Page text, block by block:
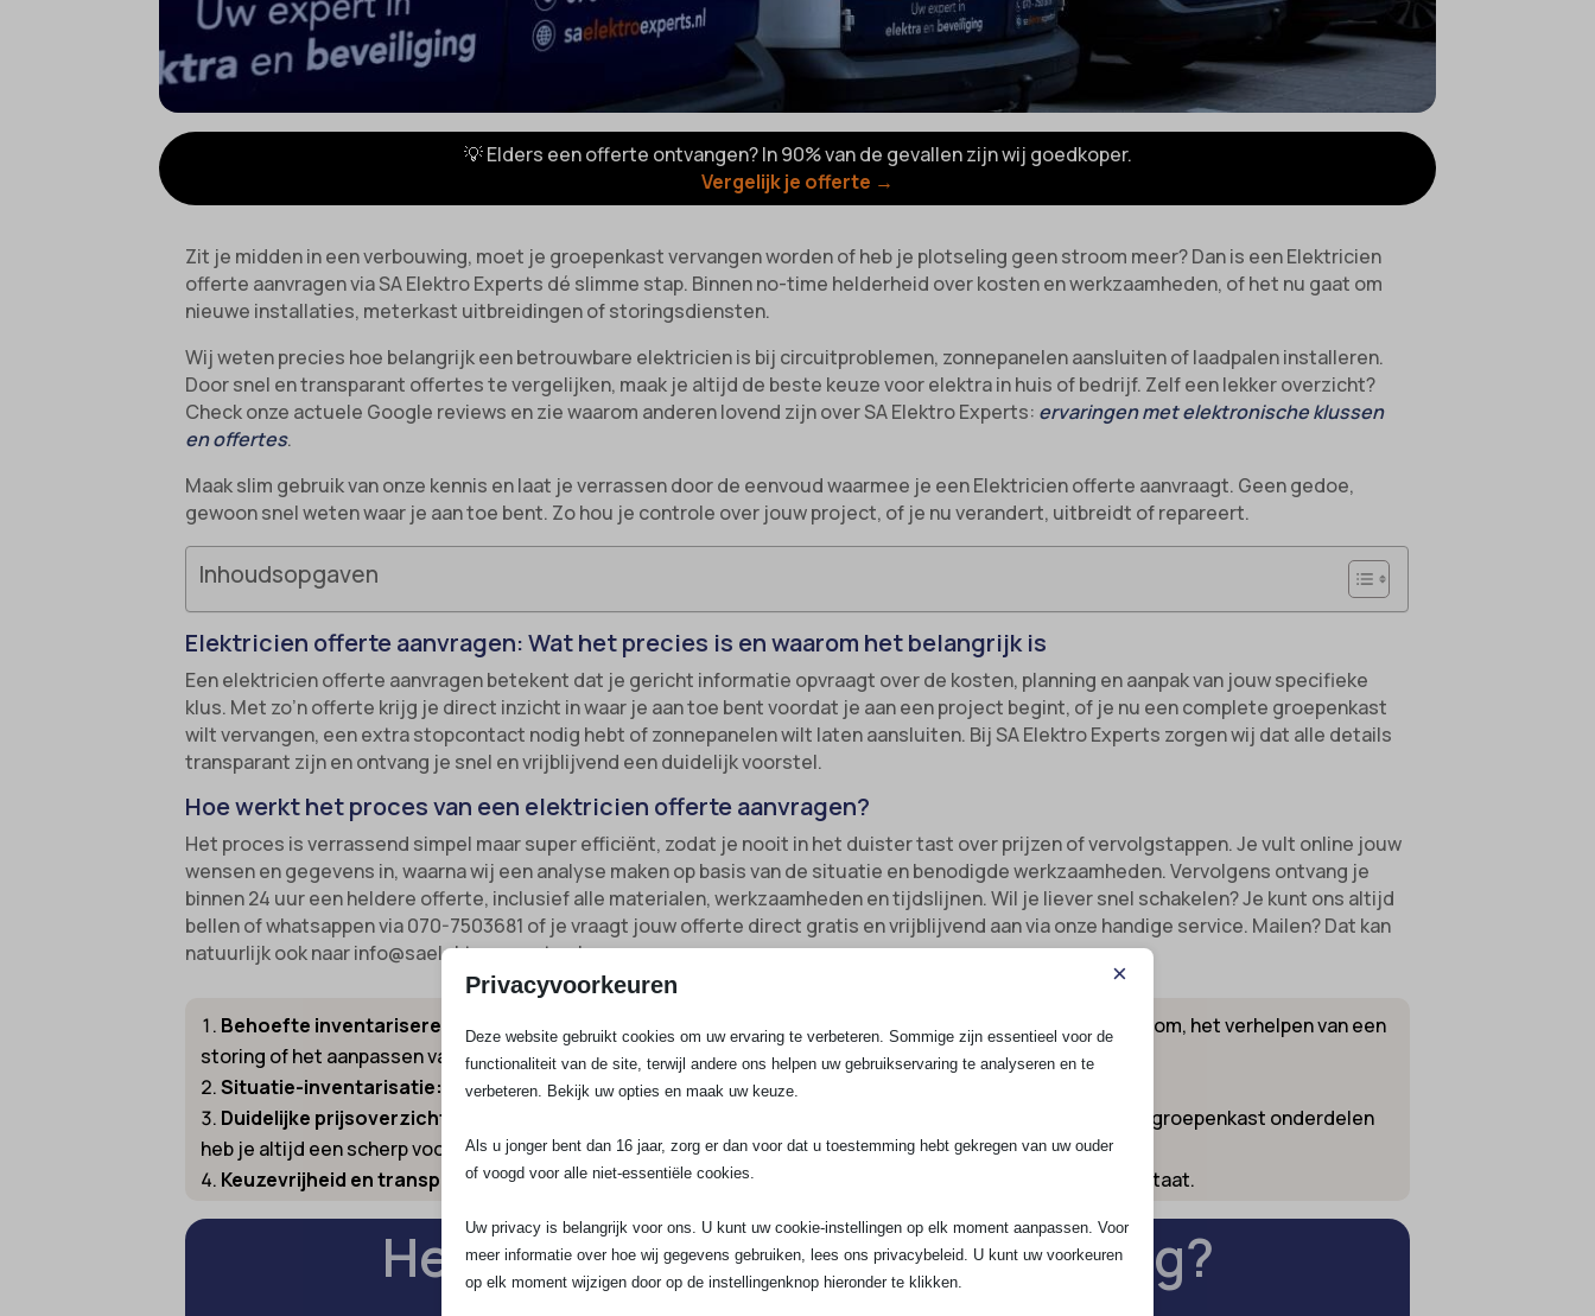
💡 Elders een offerte ontvangen? In 90% van de gevallen zijn wij goedkoper.
Vergelijk je offerte →
Zit je midden in een verbouwing, moet je groepenkast vervangen worden of heb je plotseling geen stroom meer? Dan is een Elektricien
offerte aanvragen via SA Elektro Experts dé slimme stap. Binnen no-time helderheid over kosten en werkzaamheden, of het nu gaat om
nieuwe installaties, meterkast uitbreidingen of storingsdiensten.
Wij weten precies hoe belangrijk een betrouwbare elektricien is bij circuitproblemen, zonnepanelen aansluiten of laadpalen installeren.
Door snel en transparant offertes te vergelijken, maak je altijd de beste keuze voor elektra in huis of bedrijf. Zelf een lekker overzicht?
Check onze actuele Google reviews en zie waarom anderen lovend zijn over SA Elektro Experts: ervaringen met elektronische klussen
en offertes.
Maak slim gebruik van onze kennis en laat je verrassen door de eenvoud waarmee je een Elektricien offerte aanvraagt. Geen gedoe,
gewoon snel weten waar je aan toe bent. Zo hou je controle over jouw project, of je nu verandert, uitbreidt of repareert.
Inhoudsopgaven
Elektricien offerte aanvragen: Wat het precies is en waarom het belangrijk is
Een elektricien offerte aanvragen betekent dat je gericht informatie opvraagt over de kosten, planning en aanpak van jouw specifieke
klus. Met zo’n offerte krijg je direct inzicht in waar je aan toe bent voordat je aan een project begint, of je nu een complete groepenkast
wilt vervangen, een extra stopcontact nodig hebt of zonnepanelen wilt laten aansluiten. Bij SA Elektro Experts zorgen wij dat alle details
transparant zijn en ontvang je snel en vrijblijvend een duidelijk voorstel.
Hoe werkt het proces van een elektricien offerte aanvragen?
Het proces is verrassend simpel maar super efficiënt, zodat je nooit in het duister tast over prijzen of vervolgstappen. Je vult online jouw
wensen en gegevens in, waarna wij een analyse maken op basis van de situatie en benodigde werkzaamheden. Vervolgens ontvang je
binnen 24 uur een heldere offerte, inclusief alle materialen, werkzaamheden en tijdslijnen. Wil je liever snel schakelen? Je kunt ons altijd
bellen of whatsappen via 070-7503681 of je vraagt jouw offerte direct gratis en vrijblijvend aan via onze handige service. Mailen? Dat kan
natuurlijk ook naar info@saelektroexperts.nl.
Behoefte inventariseren:
Vertel ons precies wat je wilt. Of het nu gaat om het aanleggen van krachtstroom, het verhelpen van een
storing of het aanpassen van de meterkast naar een 3-fase aansluiting.
Situatie-inventarisatie:
Wij zorgen zo nodig voor een (video)inspectie of advies op locatie.
Duidelijke prijsoverzichten ontvangen:
Met onze ervaring en vaste netwerk van leveranciers zoals ABB groepenkast onderdelen
heb je altijd een scherp voorstel.
Keuzevrijheid en transparantie:Vergelijk rustig kosten en pakketten, zodat jij nooit voor verrassingen staat.
Heeft u een storing of een vraag?
Privacyvoorkeuren ×
Deze website gebruikt cookies om uw ervaring te verbeteren. Sommige zijn essentieel voor de
functionaliteit van de site, terwijl andere ons helpen uw gebruikservaring te analyseren en te
verbeteren. Bekijk uw opties en maak uw keuze.
Als u jonger bent dan 16 jaar, zorg er dan voor dat u toestemming hebt gekregen van uw ouder
of voogd voor alle niet-essentiële cookies.
Uw privacy is belangrijk voor ons. U kunt uw cookie-instellingen op elk moment aanpassen. Voor
meer informatie over hoe wij gegevens gebruiken, lees ons privacybeleid. U kunt uw voorkeuren
op elk moment wijzigen door op de instellingenknop hieronder te klikken.